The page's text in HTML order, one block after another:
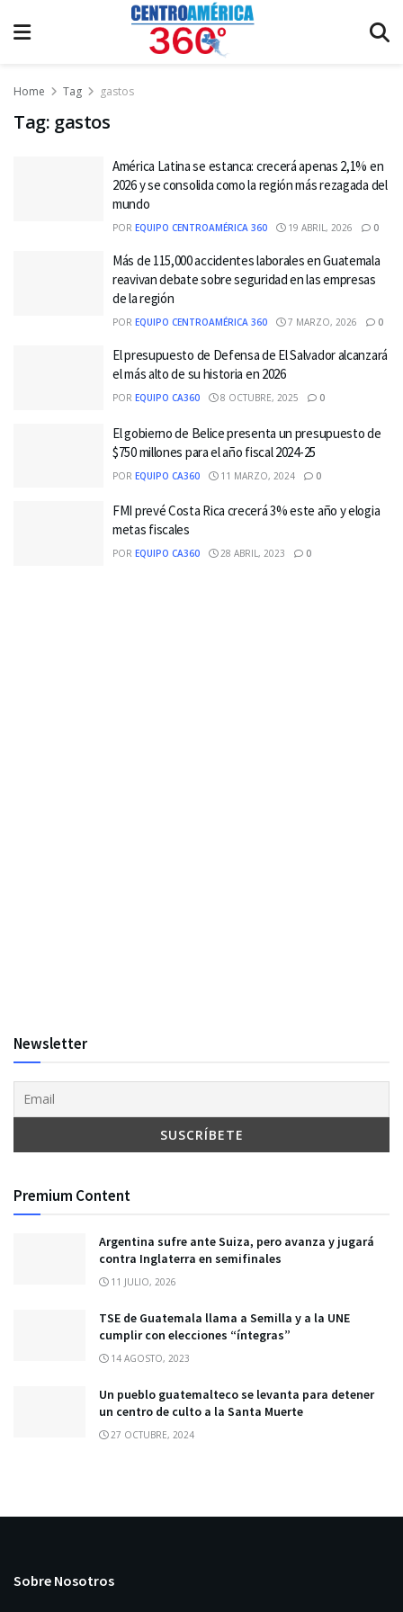
Home Tag gastos
Tag: gastos
América Latina se estanca: crecerá apenas 2,1% en
2026 y se consolida como la región más rezagada del
mundo
POR EQUIPO CENTROAMÉRICA 360 19 ABRIL, 2026 0
Más de 115,000 accidentes laborales en Guatemala
reavivan debate sobre seguridad en las empresas
de la región
POR EQUIPO CENTROAMÉRICA 360 7 MARZO, 2026 0
El presupuesto de Defensa de El Salvador alcanzará
el más alto de su historia en 2026
POR EQUIPO CA360 8 OCTUBRE, 2025 0
El gobierno de Belice presenta un presupuesto de
$750 millones para el año fiscal 2024-25
POR EQUIPO CA360 11 MARZO, 2024 0
FMI prevé Costa Rica crecerá 3% este año y elogia
metas fiscales
POR EQUIPO CA360 28 ABRIL, 2023 0
Newsletter
Premium Content
Argentina sufre ante Suiza, pero avanza y jugará
contra Inglaterra en semifinales
11 JULIO, 2026
TSE de Guatemala llama a Semilla y a la UNE
cumplir con elecciones “íntegras”
14 AGOSTO, 2023
Un pueblo guatemalteco se levanta para detener
un centro de culto a la Santa Muerte
27 OCTUBRE, 2024
Sobre Nosotros